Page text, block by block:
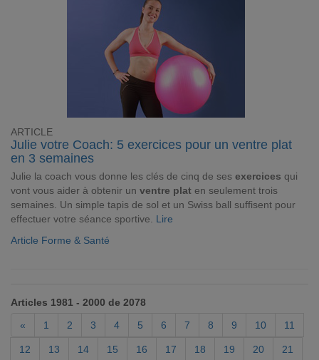
ARTICLE
Julie votre Coach: 5 exercices pour un ventre plat
en 3 semaines
Julie la coach vous donne les clés de cinq de ses exercices qui
vont vous aider à obtenir un ventre plat en seulement trois
semaines. Un simple tapis de sol et un Swiss ball suffisent pour
effectuer votre séance sportive. Lire
Article Forme & Santé
Articles 1981 - 2000 de 2078
«
1 2 3 4 5 6 7 8 9 10 11
12 13 14 15 16 17 18 19 20 21